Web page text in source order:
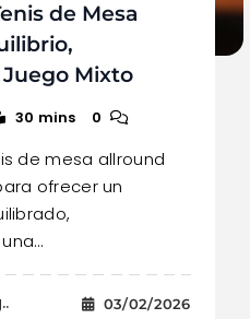
de Mesa
Mixto
30 mins 0
de mesa allround
ofrecer un
03/02/2026